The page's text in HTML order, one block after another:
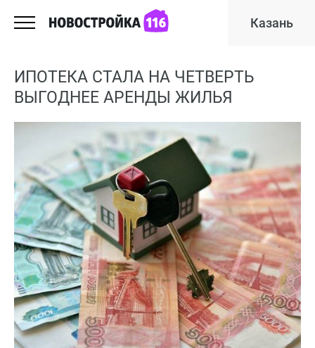
Казань
ИПОТЕКА СТАЛА НА ЧЕТВЕРТЬ
ВЫГОДНЕЕ АРЕНДЫ ЖИЛЬЯ